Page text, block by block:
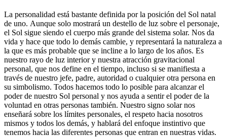
La personalidad está bastante definida por la posición del Sol natal
de uno. Aunque solo mostrará un destello de luz sobre el personaje,
el Sol sigue siendo el cuerpo más grande del sistema solar. Nos da
vida y hace que todo lo demás cambie, y representará la naturaleza a
la que es más probable que se incline a lo largo de los años. Es
nuestro rayo de luz interior y nuestra atracción gravitacional
personal, que nos define en el tiempo, incluso si se manifiesta a
través de nuestro jefe, padre, autoridad o cualquier otra persona en
su simbolismo. Todos hacemos todo lo posible para alcanzar el
poder de nuestro Sol personal y nos ayuda a sentir el poder de la
voluntad en otras personas también. Nuestro signo solar nos
enseñará sobre los límites personales, el respeto hacia nosotros
mismos y todos los demás, y hablará del enfoque instintivo que
tenemos hacia las diferentes personas que entran en nuestras vidas.